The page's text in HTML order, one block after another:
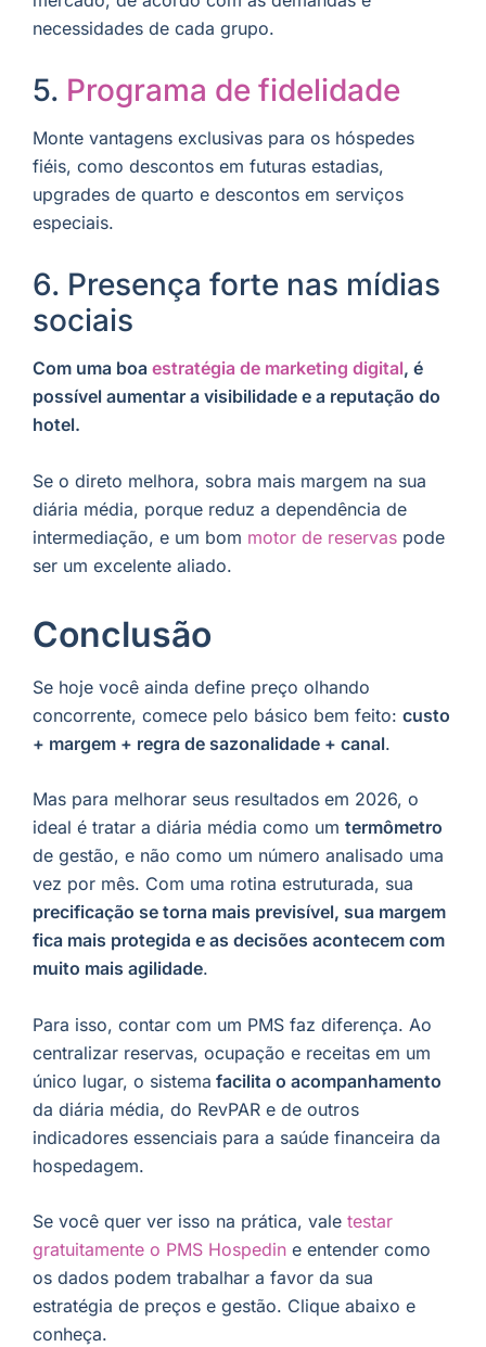
necessidades de cada grupo.
5. Programa de fidelidade
Monte vantagens exclusivas para os hóspedes
fiéis, como descontos em futuras estadias,
upgrades de quarto e descontos em serviços
especiais.
6. Presença forte nas mídias
sociais
Com uma boa estratégia de marketing digital, é
possível aumentar a visibilidade e a reputação do
hotel.
Se o direto melhora, sobra mais margem na sua
diária média, porque reduz a dependência de
intermediação, e um bom motor de reservas pode
ser um excelente aliado.
Conclusão
Se hoje você ainda define preço olhando
concorrente, comece pelo básico bem feito: custo
+ margem + regra de sazonalidade + canal.
Mas para melhorar seus resultados em 2026, o
ideal é tratar a diária média como um termômetro
de gestão, e não como um número analisado uma
vez por mês. Com uma rotina estruturada, sua
precificação se torna mais previsível, sua margem
fica mais protegida e as decisões acontecem com
muito mais agilidade.
Para isso, contar com um PMS faz diferença. Ao
centralizar reservas, ocupação e receitas em um
único lugar, o sistema facilita o acompanhamento
da diária média, do RevPAR e de outros
indicadores essenciais para a saúde financeira da
hospedagem.
Se você quer ver isso na prática, vale testar
gratuitamente o PMS Hospedin e entender como
os dados podem trabalhar a favor da sua
estratégia de preços e gestão. Clique abaixo e
conheça.